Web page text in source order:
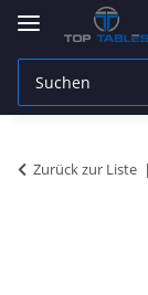
Zurück zur Liste